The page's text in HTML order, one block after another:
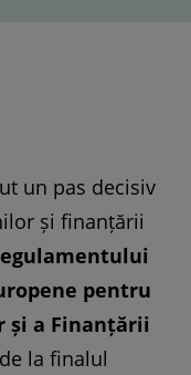
un pas decisiv
și finanțării
pentru
și a Finanțării
la finalul